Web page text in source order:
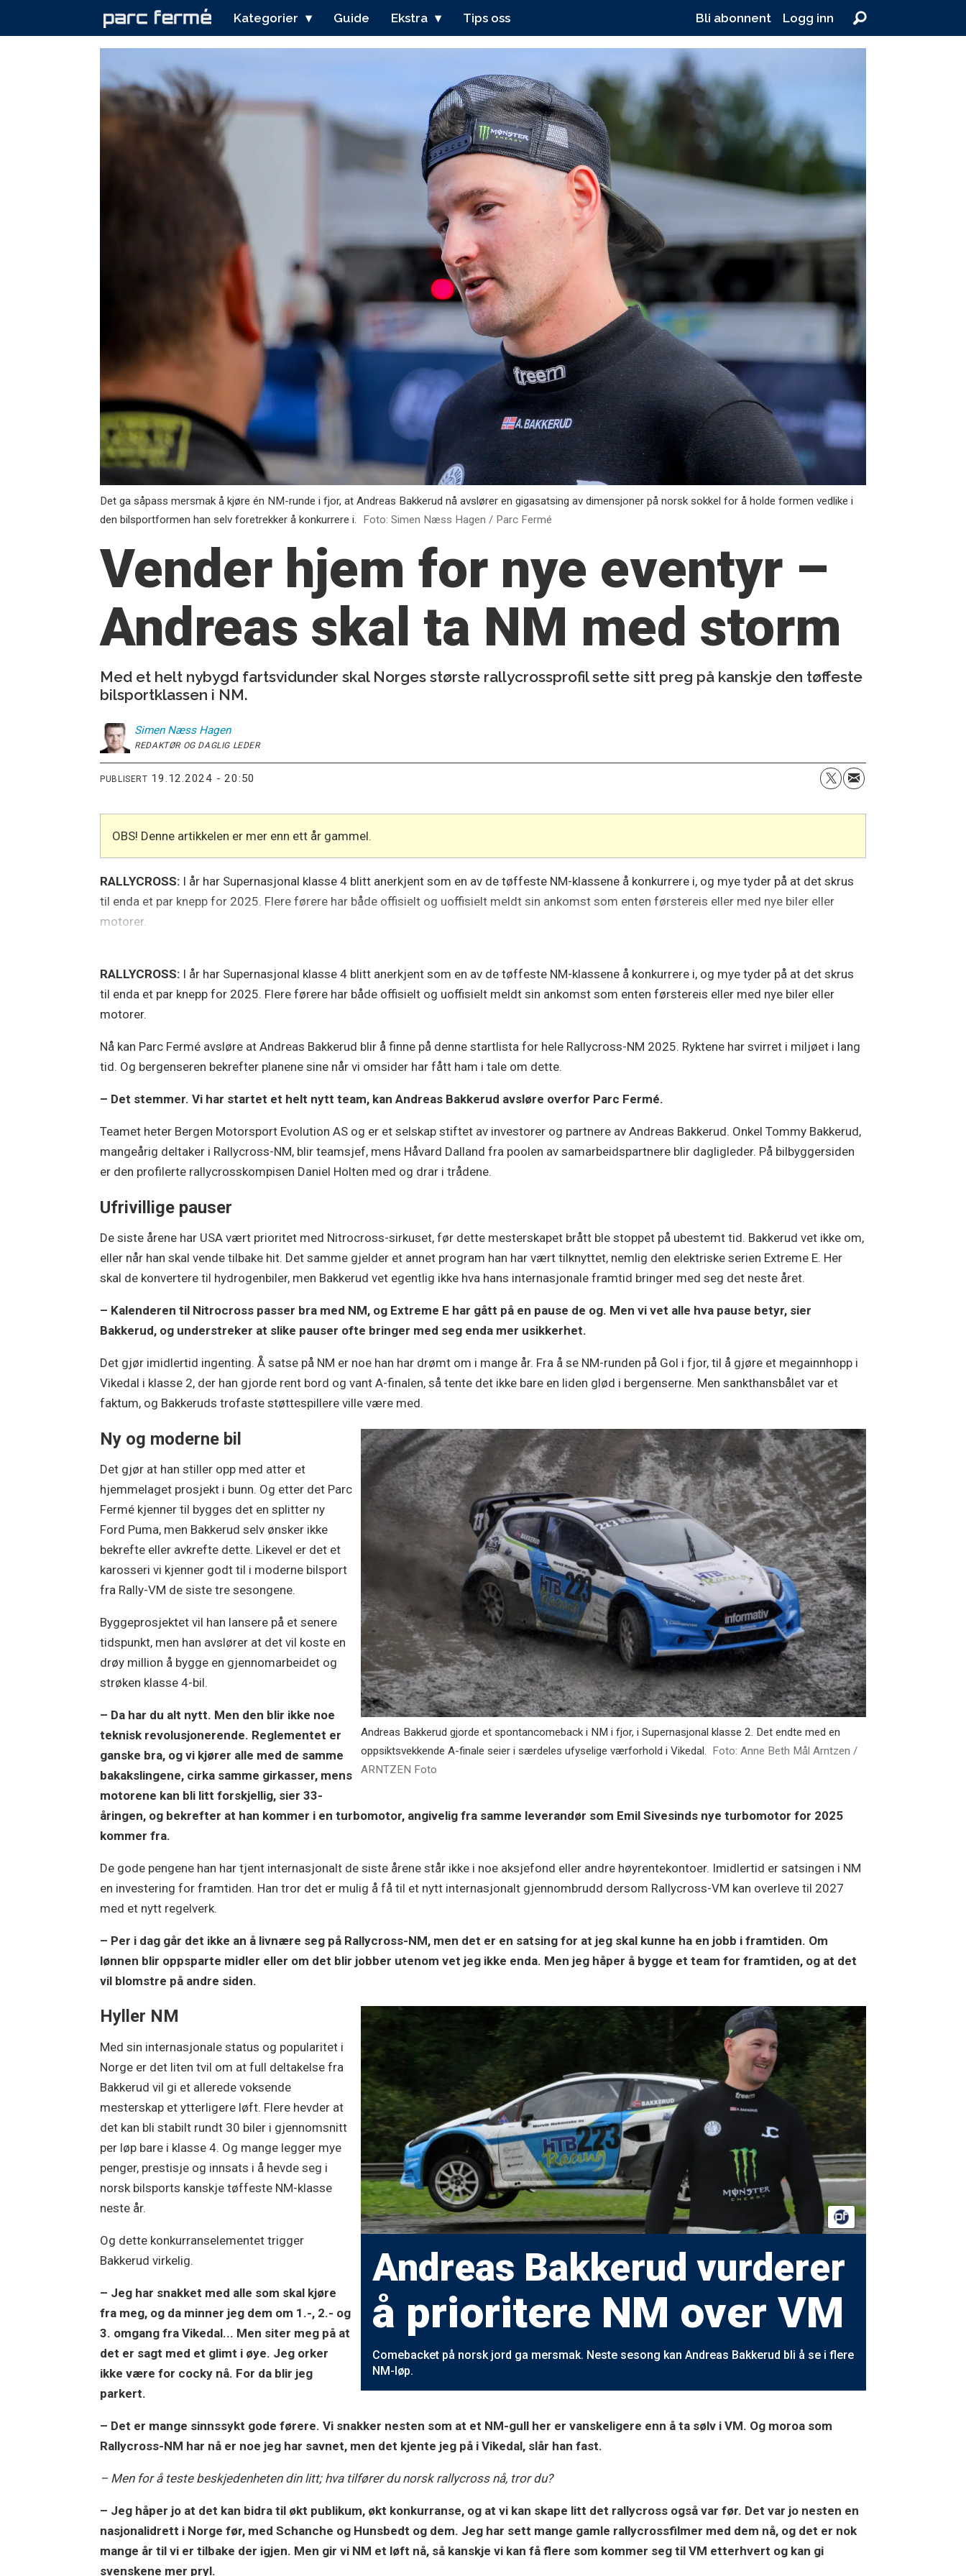
Kategorier Guide Ekstra Tips oss Bli abonnent Logg inn
Det ga såpass mersmak å kjøre én NM-runde i fjor, at Andreas Bakkerud nå avslører en gigasatsing av dimensjoner på norsk sokkel for å holde formen vedlike i
den bilsportformen han selv foretrekker å konkurrere i.
Foto: Simen Næss Hagen / Parc Fermé
Vender hjem for nye eventyr –
Andreas skal ta NM med storm
Med et helt nybygd fartsvidunder skal Norges største rallycrossprofil sette sitt preg på kanskje den tøffeste
bilsportklassen i NM.
Simen Næss Hagen
REDAKTØR OG DAGLIG LEDER
PUBLISERT 19.12.2024 - 20:50
OBS! Denne artikkelen er mer enn ett år gammel.
RALLYCROSS: I år har Supernasjonal klasse 4 blitt anerkjent som en av de tøffeste NM-klassene å konkurrere i, og mye tyder på at det skrus
til enda et par knepp for 2025. Flere førere har både offisielt og uoffisielt meldt sin ankomst som enten førstereis eller med nye biler eller
motorer.
RALLYCROSS: I år har Supernasjonal klasse 4 blitt anerkjent som en av de tøffeste NM-klassene å konkurrere i, og mye tyder på at det skrus
til enda et par knepp for 2025. Flere førere har både offisielt og uoffisielt meldt sin ankomst som enten førstereis eller med nye biler eller
motorer.
Nå kan Parc Fermé avsløre at Andreas Bakkerud blir å finne på denne startlista for hele Rallycross-NM 2025. Ryktene har svirret i miljøet i lang
tid. Og bergenseren bekrefter planene sine når vi omsider har fått ham i tale om dette.
– Det stemmer. Vi har startet et helt nytt team, kan Andreas Bakkerud avsløre overfor Parc Fermé.
Teamet heter Bergen Motorsport Evolution AS og er et selskap stiftet av investorer og partnere av Andreas Bakkerud. Onkel Tommy Bakkerud,
mangeårig deltaker i Rallycross-NM, blir teamsjef, mens Håvard Dalland fra poolen av samarbeidspartnere blir dagligleder. På bilbyggersiden
er den profilerte rallycrosskompisen Daniel Holten med og drar i trådene.
Ufrivillige pauser
De siste årene har USA vært prioritet med Nitrocross-sirkuset, før dette mesterskapet brått ble stoppet på ubestemt tid. Bakkerud vet ikke om,
eller når han skal vende tilbake hit. Det samme gjelder et annet program han har vært tilknyttet, nemlig den elektriske serien Extreme E. Her
skal de konvertere til hydrogenbiler, men Bakkerud vet egentlig ikke hva hans internasjonale framtid bringer med seg det neste året.
– Kalenderen til Nitrocross passer bra med NM, og Extreme E har gått på en pause de og. Men vi vet alle hva pause betyr, sier
Bakkerud, og understreker at slike pauser ofte bringer med seg enda mer usikkerhet.
Det gjør imidlertid ingenting. Å satse på NM er noe han har drømt om i mange år. Fra å se NM-runden på Gol i fjor, til å gjøre et megainnhopp i
Vikedal i klasse 2, der han gjorde rent bord og vant A-finalen, så tente det ikke bare en liden glød i bergenserne. Men sankthansbålet var et
faktum, og Bakkeruds trofaste støttespillere ville være med.
Andreas Bakkerud gjorde et spontancomeback i NM i fjor, i Supernasjonal klasse 2. Det endte med en
oppsiktsvekkende A-finale seier i særdeles ufyselige værforhold i Vikedal. Foto: Anne Beth Mål Arntzen /
ARNTZEN Foto
Ny og moderne bil
Det gjør at han stiller opp med atter et
hjemmelaget prosjekt i bunn. Og etter det Parc
Fermé kjenner til bygges det en splitter ny
Ford Puma, men Bakkerud selv ønsker ikke
bekrefte eller avkrefte dette. Likevel er det et
karosseri vi kjenner godt til i moderne bilsport
fra Rally-VM de siste tre sesongene.
Byggeprosjektet vil han lansere på et senere
tidspunkt, men han avslører at det vil koste en
drøy million å bygge en gjennomarbeidet og
strøken klasse 4-bil.
– Da har du alt nytt. Men den blir ikke noe
teknisk revolusjonerende. Reglementet er
ganske bra, og vi kjører alle med de samme
bakakslingene, cirka samme girkasser, mens
motorene kan bli litt forskjellig, sier 33-
åringen, og bekrefter at han kommer i en turbomotor, angivelig fra samme leverandør som Emil Sivesinds nye turbomotor for 2025
kommer fra.
De gode pengene han har tjent internasjonalt de siste årene står ikke i noe aksjefond eller andre høyrentekontoer. Imidlertid er satsingen i NM
en investering for framtiden. Han tror det er mulig å få til et nytt internasjonalt gjennombrudd dersom Rallycross-VM kan overleve til 2027
med et nytt regelverk.
– Per i dag går det ikke an å livnære seg på Rallycross-NM, men det er en satsing for at jeg skal kunne ha en jobb i framtiden. Om
lønnen blir oppsparte midler eller om det blir jobber utenom vet jeg ikke enda. Men jeg håper å bygge et team for framtiden, og at det
vil blomstre på andre siden.
Andreas Bakkerud vurderer
å prioritere NM over VM
Comebacket på norsk jord ga mersmak. Neste sesong kan Andreas Bakkerud bli å se i flere
NM-løp.
Hyller NM
Med sin internasjonale status og popularitet i
Norge er det liten tvil om at full deltakelse fra
Bakkerud vil gi et allerede voksende
mesterskap et ytterligere løft. Flere hevder at
det kan bli stabilt rundt 30 biler i gjennomsnitt
per løp bare i klasse 4. Og mange legger mye
penger, prestisje og innsats i å hevde seg i
norsk bilsports kanskje tøffeste NM-klasse
neste år.
Og dette konkurranselementet trigger
Bakkerud virkelig.
– Jeg har snakket med alle som skal kjøre
fra meg, og da minner jeg dem om 1.-, 2.- og
3. omgang fra Vikedal... Men siter meg på at
det er sagt med et glimt i øye. Jeg orker
ikke være for cocky nå. For da blir jeg
parkert.
– Det er mange sinnssykt gode førere. Vi snakker nesten som at et NM-gull her er vanskeligere enn å ta sølv i VM. Og moroa som
Rallycross-NM har nå er noe jeg har savnet, men det kjente jeg på i Vikedal, slår han fast.
– Men for å teste beskjedenheten din litt; hva tilfører du norsk rallycross nå, tror du?
– Jeg håper jo at det kan bidra til økt publikum, økt konkurranse, og at vi kan skape litt det rallycross også var før. Det var jo nesten en
nasjonalidrett i Norge før, med Schanche og Hunsbedt og dem. Jeg har sett mange gamle rallycrossfilmer med dem nå, og det er nok
mange år til vi er tilbake der igjen. Men gir vi NM et løft nå, så kanskje vi kan få flere som kommer seg til VM etterhvert og kan gi
svenskene mer pryl.